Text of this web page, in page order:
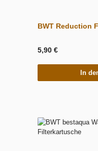
BWT Reduction
5,90 €
In